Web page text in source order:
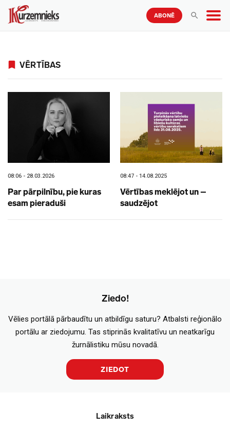
ABONĒ
VĒRTĪBAS
08:06 - 28.03.2026
Par pārpilnību, pie kuras
esam pieraduši
08:47 - 14.08.2025
Vērtības meklējot un –
saudzējot
Ziedo!
Vēlies portālā pārbaudītu un atbildīgu saturu? Atbalsti reģionālo
portālu ar ziedojumu. Tas stiprinās kvalitatīvu un neatkarīgu
žurnālistiku mūsu novadā.
ZIEDOT
Laikraksts